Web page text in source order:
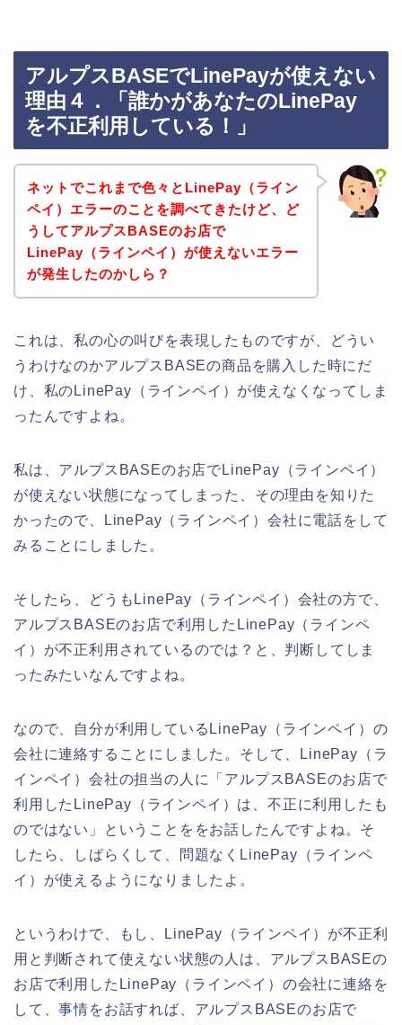
アルプスBASEでLinePayが使えない
理由４．「誰かがあなたのLinePay
を不正利用している！」
ネットでこれまで色々とLinePay（ライン
ペイ）エラーのことを調べてきたけど、ど
うしてアルプスBASEのお店で
LinePay（ラインペイ）が使えないエラー
が発生したのかしら？
これは、私の心の叫びを表現したものですが、どうい
うわけなのかアルプスBASEの商品を購入した時にだ
け、私のLinePay（ラインペイ）が使えなくなってしま
ったんですよね。
私は、アルプスBASEのお店でLinePay（ラインペイ）
が使えない状態になってしまった、その理由を知りた
かったので、LinePay（ラインペイ）会社に電話をして
みることにしました。
そしたら、どうもLinePay（ラインペイ）会社の方で、
アルプスBASEのお店で利用したLinePay（ラインペ
イ）が不正利用されているのでは？と、判断してしま
ったみたいなんですよね。
なので、自分が利用しているLinePay（ラインペイ）の
会社に連絡することにしました。そして、LinePay（ラ
インペイ）会社の担当の人に「アルプスBASEのお店で
利用したLinePay（ラインペイ）は、不正に利用したも
のではない」ということををお話したんですよね。そ
したら、しばらくして、問題なくLinePay（ラインペ
イ）が使えるようになりましたよ。
というわけで、もし、LinePay（ラインペイ）が不正利
用と判断されて使えない状態の人は、アルプスBASEの
お店で利用したLinePay（ラインペイ）の会社に連絡を
して、事情をお話すれば、アルプスBASEのお店で